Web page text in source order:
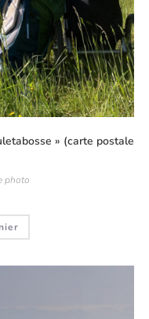
» (carte postale
photo